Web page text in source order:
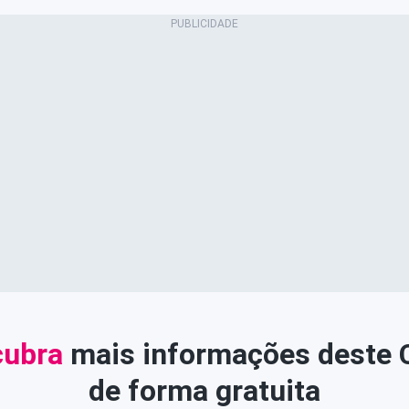
mais informações deste
de forma gratuita